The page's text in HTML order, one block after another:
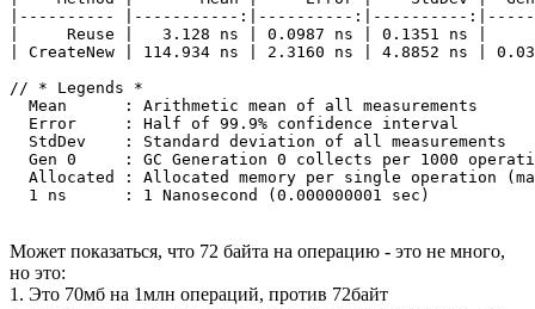
|---------- |-----------:|----------:|----------
|     Reuse |   3.128 ns | 0.0987 ns | 0.1351 ns
| CreateNew | 114.934 ns | 2.3160 ns | 4.8852 ns |
// * Legends *
  Mean      : Arithmetic mean of all measurements
  Error     : Half of 99.9% confidence interval
  StdDev    : Standard deviation of all measurements
Gen 0     : GC Generation 0 collects per 1000
Allocated : Allocated memory per single operation
  1 ns      : 1 Nanosecond (0.000000001 sec)
Может показаться, что 72 байта на операцию - это не много,
но это:
1. Это 70мб на 1млн операций, против 72байт